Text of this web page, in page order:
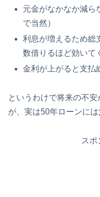
元金がなかなか減ら
で当然）
利息が増えるため総
数借りるほど効いて
金利が上がると支払
というわけで将来の不
が、実は50年ローンには
スポ